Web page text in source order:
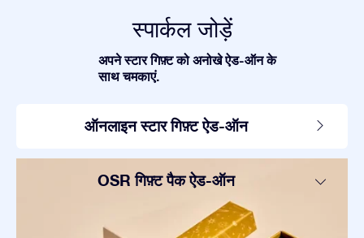
स्पार्कल जोड़ें
अपने स्टार गिफ़्ट को अनोखे ऐड-ऑन के
साथ चमकाएं.
ऑनलाइन स्टार गिफ़्ट ऐड-ऑन
OSR गिफ़्ट पैक ऐड-ऑन